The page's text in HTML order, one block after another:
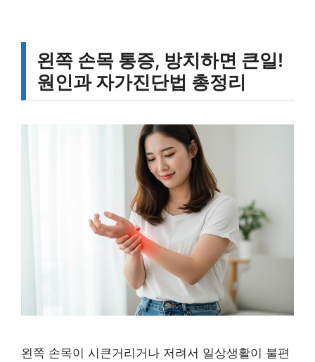
왼쪽 손목 통증, 방치하면 큰일!
원인과 자가진단법 총정리
왼쪽 손목이 시큰거리거나 저려서 일상생활이 불편